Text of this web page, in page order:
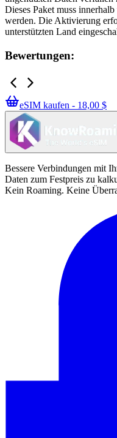
Dieses Paket muss
werden. Die Aktivierung
unterstützten Land
Bewertungen:
eSIM kaufen - 18,00 $
Bessere Verbindungen mit
Daten zum Festpreis zu
Kein Roaming. Keine